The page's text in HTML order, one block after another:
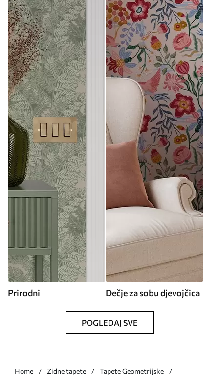
Prirodni Dečje za sobu djevojčica
POGLEDAJ SVE
Home Zidne tapete
Tapete Geometrijske